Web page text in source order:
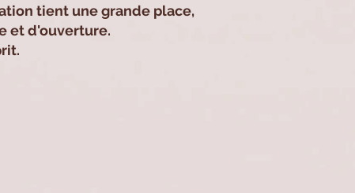
tient une grande place,
et d'ouverture.